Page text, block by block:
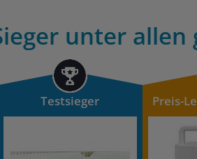
unter
Testsieger Preis-